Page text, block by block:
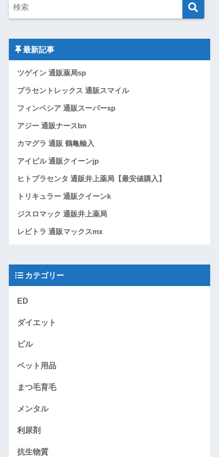
最新記事
ツゲイン 通販薬局sp
プラセントレックス 通販スマイル
フィンペシア 通販スーパーsp
アジー 通販ナースbn
カマグラ 通販 鶴亀輸入
アイピル 通販クイーンjp
ヒトプラセンタ 通販井上薬局【最安値購入】
トリキュラー 通販クイーンk
ジスロマック 通販井上薬局
レビトラ 通販マックスmx
カテゴリー
ED
ダイエット
ピル
ペット用品
まつ毛育毛
メンタル
利尿剤
抗生物質